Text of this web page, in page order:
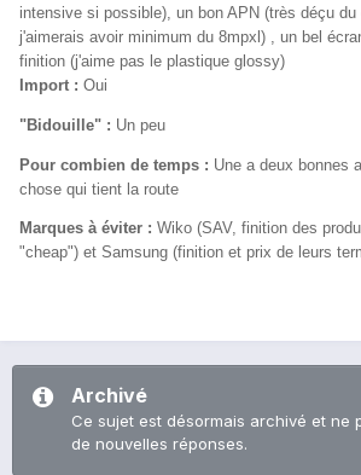
intensive si possible), un bon APN (très déçu
j'aimerais avoir minimum du 8mpxl) , un bel
finition (j'aime pas le plastique glossy)
Import : Oui
"Bidouille" : Un peu
Pour combien de temps : Une a deux bonnes
chose qui tient la route
Marques à éviter : Wiko (SAV, finition des
"cheap") et Samsung (finition et prix de leurs
Archivé
Ce sujet est désormais archivé et ne
de nouvelles réponses.